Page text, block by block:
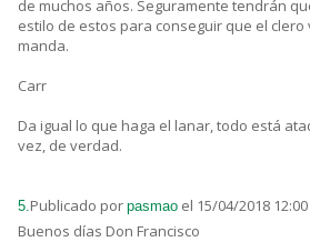
de muchos años. Seguramente tendrán
estilo de estos para conseguir que el clero
manda.
Carr
Da igual lo que haga el lanar, todo está
vez, de verdad.
5. Publicado por pasmao el 15/04/2018 12:00
Buenos días Don Francisco